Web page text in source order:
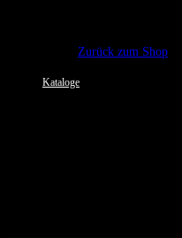
Zurück zum Shop
Kataloge